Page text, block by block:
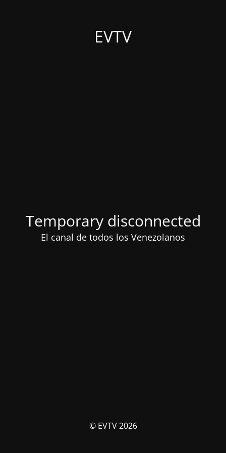
EVTV
Temporary disconnected
El canal de todos los Venezolanos
© EVTV 2026